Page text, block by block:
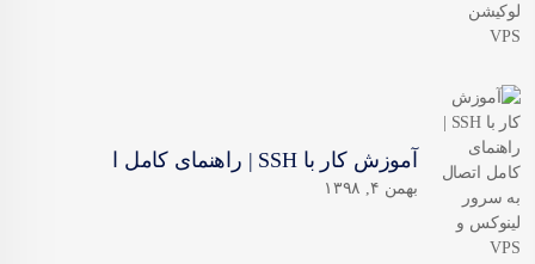
آموزش کار با SSH | راهنمای کامل ا
بهمن ۴, ۱۳۹۸